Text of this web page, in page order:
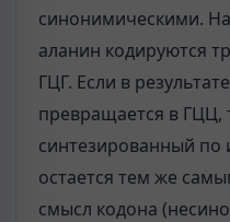
синонимическими.
аланин кодируются
ГЦГ. Если в
превращается в ГЦЦ,
синтезированный
остается тем же
смысл кодона